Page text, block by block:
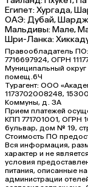
Египет:Хургада,
ОАЭ:Дубай,
Мальдивы:Мале,
Шри-Ланка:
Правообладатель
7716697924, ОГРН
Муниципальный
помещ.6Ч
Турагент: ООО
1173702008248,
Коммуны, д. ЗА
Прием платежей
КПП 771701001, ОГРН
бульвар, дом № 19,
Стоимость ПО
Вся информация,
характер и не
условия
питания, описанные
администрации